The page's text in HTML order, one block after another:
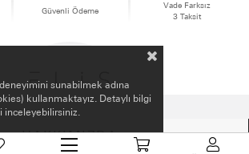
Güvenli Ödeme
Vade Farksız
3 Taksit
HAKKIMIZDA
sunabilmek adına
kullanmaktayız. Detaylı bilgi
inceleyebilirsiniz.